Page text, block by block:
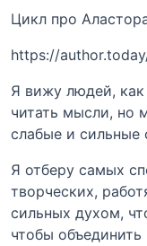
Цикл про
https://
Я вижу людей,
читать мысли, но
слабые и сильные
Я отберу самых
творческих,
сильных духом,
чтобы